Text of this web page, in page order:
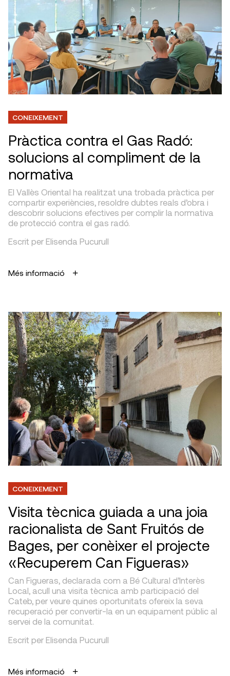
CONEIXEMENT
Pràctica contra el Gas Radó:
solucions al compliment de la
normativa
El Vallès Oriental ha realitzat una trobada pràctica per
compartir experiències, resoldre dubtes reals d’obra i
descobrir solucions efectives per complir la normativa
de protecció contra el gas radó.
Escrit per Elisenda Pucurull
Més informació
CONEIXEMENT
Visita tècnica guiada a una joia
racionalista de Sant Fruitós de
Bages, per conèixer el projecte
«Recuperem Can Figueras»
Can Figueras, declarada com a Bé Cultural d’Interès
Local, acull una visita tècnica amb participació del
Cateb, per veure quines oportunitats ofereix la seva
recuperació per convertir-la en un equipament públic al
servei de la comunitat.
Escrit per Elisenda Pucurull
Més informació